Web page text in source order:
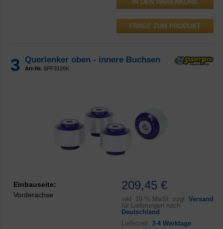
FRAGE ZUM PRODUKT
3 Querlenker oben - innere Buchsen
Art-Nr. SPF3126K
209,45 €
inkl. 19 % MwSt. zzgl. Versand
für Lieferungen nach
Deutschland
Lieferzeit: 3-4 Werktage
Einbauseite:
Vorderachse